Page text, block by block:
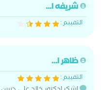
شريفه ا...
التقييم :
ظاهر ا...
التقييم :